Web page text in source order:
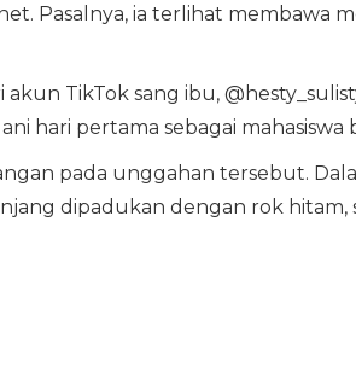
Pasalnya, ia terlihat membawa
TikTok sang ibu,
hari pertama sebagai mahasiswa
pada unggahan tersebut.
dipadukan dengan rok hitam,